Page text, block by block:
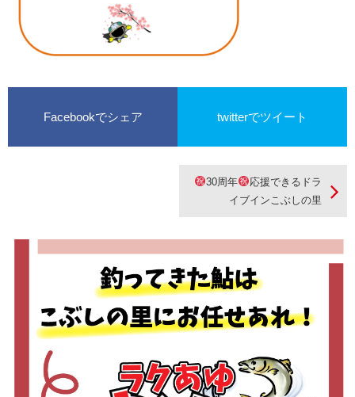
Facebookでシェア twitterでツイート
30周年
応援できるドラ
イブインこぶしの里